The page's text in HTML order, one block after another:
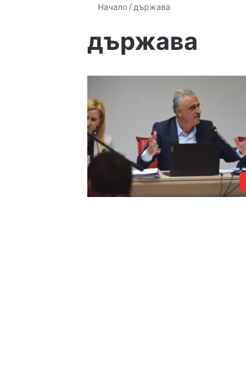
Начало / държава
държава